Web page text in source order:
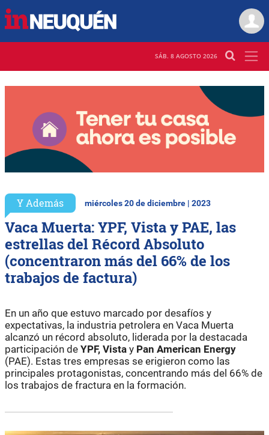
SÁB. 8 AGOSTO 2026
Y Además miércoles 20 de diciembre | 2023
Vaca Muerta: YPF, Vista y PAE, las
estrellas del Récord Absoluto
(concentraron más del 66% de los
trabajos de factura)
En un año que estuvo marcado por desafíos y
expectativas, la industria petrolera en Vaca Muerta
alcanzó un récord absoluto, liderada por la destacada
participación de YPF, Vista y Pan American Energy
(PAE). Estas tres empresas se erigieron como las
principales protagonistas, concentrando más del 66% de
los trabajos de fractura en la formación.